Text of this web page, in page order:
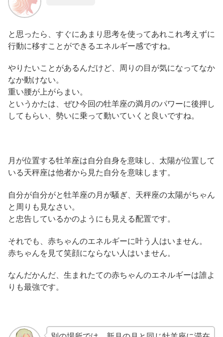
と思ったら、すぐにあまり思考を使ってあれこれ考えずに
行動に移すことができるエネルギー感ですね。
やりたいことがあるんだけど、周りの目が気になってなか
なか動けない。
重い腰が上がらまい。
というかたは、ぜひ今回の牡羊座の満月のパワーに後押し
してもらい、勢いに乗って動いていくと良いですね。
月が位置する牡羊座は自分自身を意味し、太陽が位置して
いる天秤座は他者から見た自分を意味します。
自分が自分がと牡羊座の月が騒ぎ、天秤座の太陽がちゃん
と周りも見なさい。
と忠告しているかのようにも見える配置です。
それでも、赤ちゃんのエネルギーに叶う人はいません。
赤ちゃんを見て笑顔にならない人はいません。
なんだかんだ、生まれたての赤ちゃんのエネルギーは誰よ
りも最強です。